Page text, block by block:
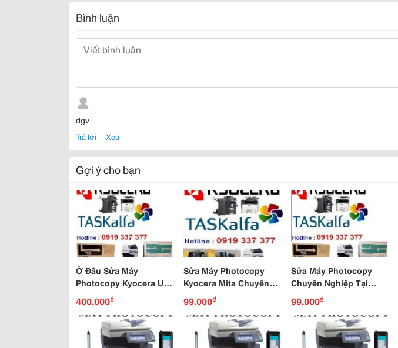
Bình luận
dgv
Trả lời Xoá
Gợi ý cho bạn
Ở Đâu Sửa Máy
Photocopy Kyocera Uy
Tín - Chuyên Nghiệp Giá
Rẻ Tại Tphcm
400.000₫
Sửa Máy Photocopy
Kyocera Mita Chuyên
Nghiệp Giá Rẻ
99.000₫
Sửa Máy Photocopy
Chuyên Nghiệp Tại
Tphcm
99.000₫